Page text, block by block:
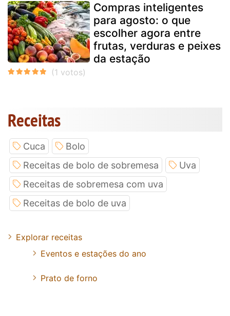
Compras inteligentes
para agosto: o que
escolher agora entre
frutas, verduras e peixes
da estação
Receitas
Cuca
Bolo
Receitas de bolo de sobremesa
Uva
Receitas de sobremesa com uva
Receitas de bolo de uva
Explorar receitas
Eventos e estações do ano
Prato de forno